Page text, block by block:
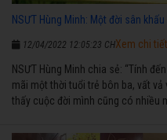
NSƯT Hùng Minh: Một đời sân khấu
12/04/2022 12:05:23 CH
NSƯT Hùng Minh chia sẻ: “Tính
mãi một thời tuổi trẻ bôn ba, vất
thấy cuộc đời mình cũng có nhiều
ngược nhận được những cơ may
Xem chi tiết